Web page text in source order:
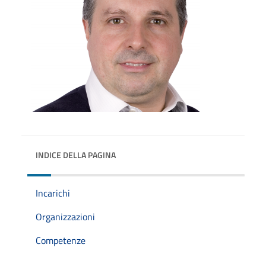
INDICE DELLA PAGINA
Incarichi
Organizzazioni
Competenze